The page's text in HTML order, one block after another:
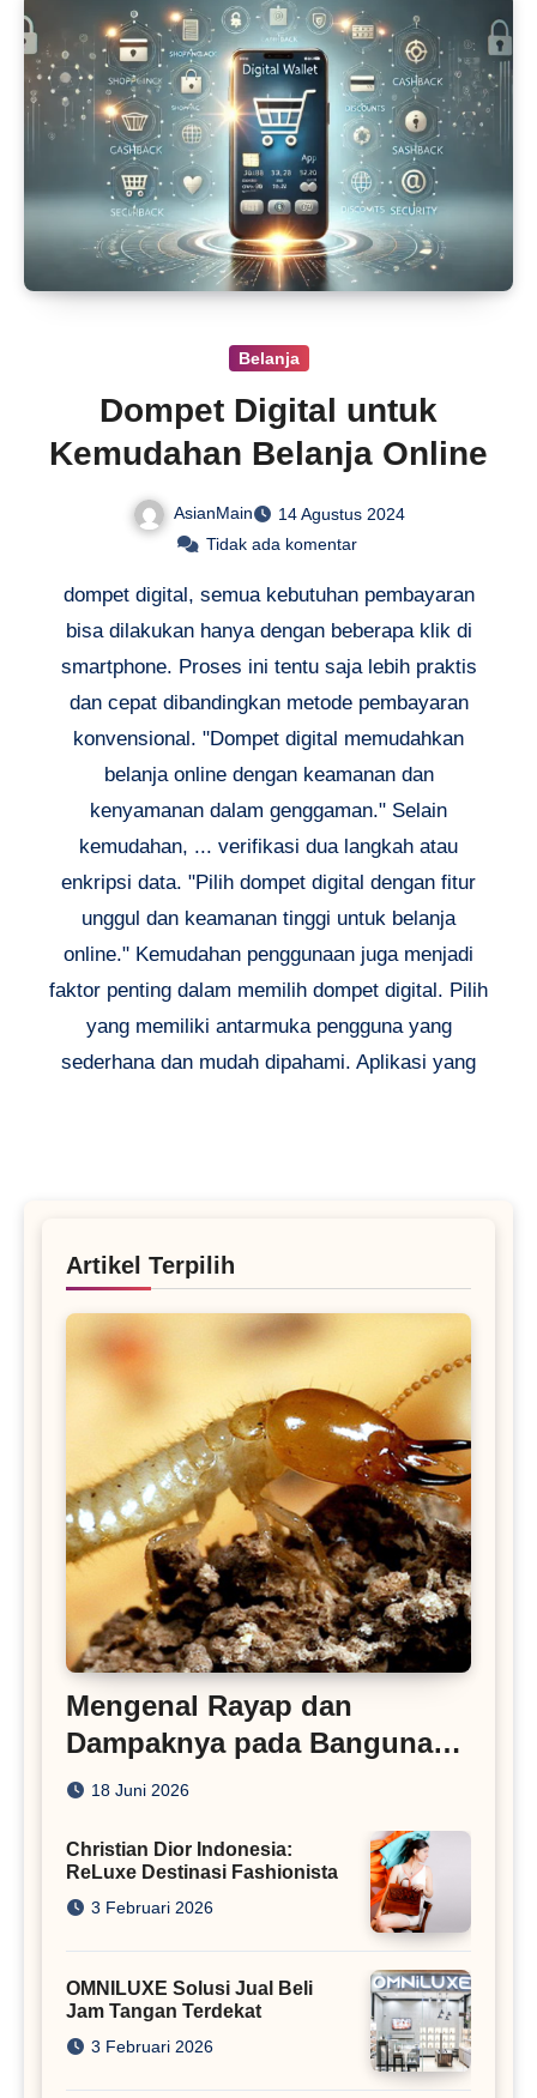
Belanja
Dompet Digital untuk
Kemudahan Belanja Online
AsianMain
14 Agustus 2024
Tidak ada komentar
dompet digital, semua kebutuhan pembayaran
bisa dilakukan hanya dengan beberapa klik di
smartphone. Proses ini tentu saja lebih praktis
dan cepat dibandingkan metode pembayaran
konvensional. "Dompet digital memudahkan
belanja online dengan keamanan dan
kenyamanan dalam genggaman." Selain
kemudahan, ... verifikasi dua langkah atau
enkripsi data. "Pilih dompet digital dengan fitur
unggul dan keamanan tinggi untuk belanja
online." Kemudahan penggunaan juga menjadi
faktor penting dalam memilih dompet digital. Pilih
yang memiliki antarmuka pengguna yang
sederhana dan mudah dipahami. Aplikasi yang
Artikel Terpilih
Mengenal Rayap dan
Dampaknya pada Bangunan
Rumah
18 Juni 2026
Christian Dior Indonesia:
ReLuxe Destinasi Fashionista
3 Februari 2026
OMNILUXE Solusi Jual Beli
Jam Tangan Terdekat
3 Februari 2026